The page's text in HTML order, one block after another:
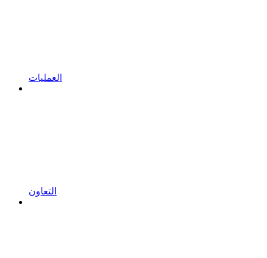
العمليات
التعاون